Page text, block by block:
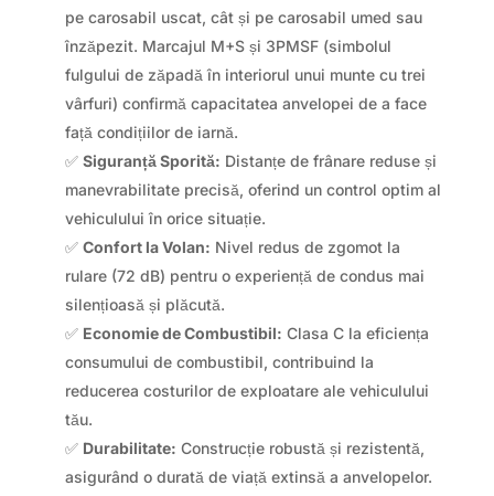
pe carosabil uscat, cât și pe carosabil umed sau
înzăpezit. Marcajul M+S și 3PMSF (simbolul
fulgului de zăpadă în interiorul unui munte cu trei
vârfuri) confirmă capacitatea anvelopei de a face
față condițiilor de iarnă.
✅ Siguranță Sporită: Distanțe de frânare reduse și
manevrabilitate precisă, oferind un control optim al
vehiculului în orice situație.
✅ Confort la Volan: Nivel redus de zgomot la
rulare (72 dB) pentru o experiență de condus mai
silențioasă și plăcută.
✅ Economie de Combustibil: Clasa C la eficiența
consumului de combustibil, contribuind la
reducerea costurilor de exploatare ale vehiculului
tău.
✅ Durabilitate: Construcție robustă și rezistentă,
asigurând o durată de viață extinsă a anvelopelor.